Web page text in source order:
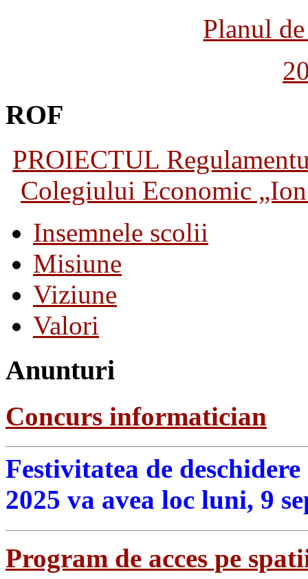
Planul
ROF
PROIECTUL
Colegiului Economic
Insemnele scolii
Misiune
Viziune
Valori
Anunturi
Concurs informatician
Festivitatea de
2025 va avea loc luni, 9
Program de acces pe